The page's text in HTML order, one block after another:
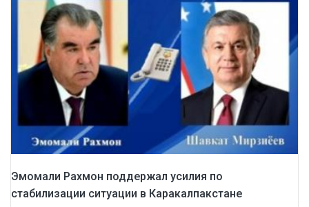
Эмомали Рахмон поддержал усилия по
стабилизации ситуации в Каракалпакстане